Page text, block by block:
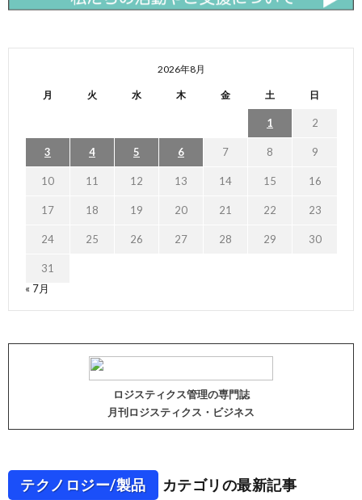
2026年8月
月 火 水 木 金 土 日
1 2
3 4 5 6 7 8 9
10 11 12 13 14 15 16
17 18 19 20 21 22 23
24 25 26 27 28 29 30
31
« 7月
ロジスティクス管理の専門誌
月刊ロジスティクス・ビジネス
テクノロジー/製品 カテゴリの最新記事